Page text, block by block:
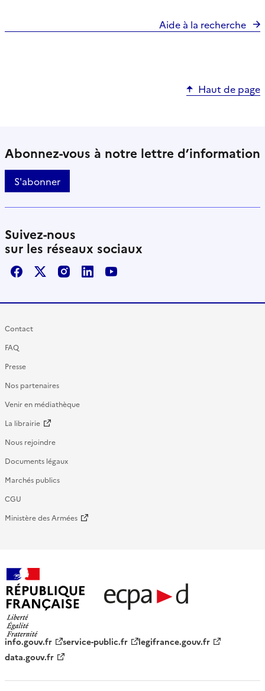
Aide à la recherche
Haut de page
Abonnez-vous à notre lettre d’information
S'abonner
Suivez-nous
sur les réseaux sociaux
FacebookX / TwitterInstagram
LinkedInYoutube
Contact
FAQ
Presse
Nos partenaires
Venir en médiathèque
La librairie
Nous rejoindre
Documents légaux
Marchés publics
CGU
Ministère des Armées
française - ECPAD
info.gouv.fr service-public.fr
legifrance.gouv.fr
data.gouv.fr